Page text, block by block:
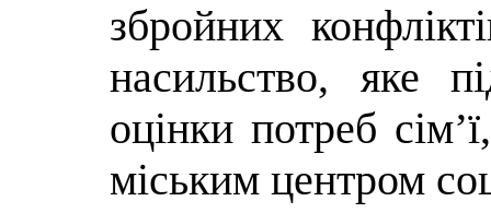
збройних
насильство, яке
оцінки потреб
міським центром